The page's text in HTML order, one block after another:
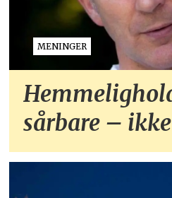
MENINGER
sårbare –